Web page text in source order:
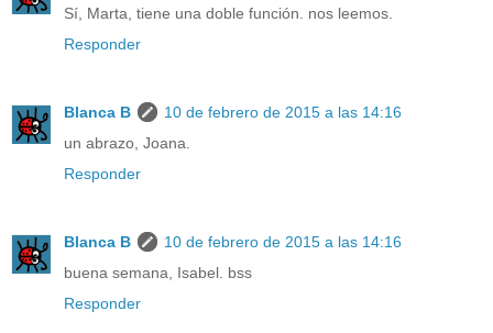
Sí, Marta, tiene una doble función. nos leemos.
Responder
Blanca B
10 de febrero de 2015 a las 14:16
un abrazo, Joana.
Responder
Blanca B
10 de febrero de 2015 a las 14:16
buena semana, Isabel. bss
Responder